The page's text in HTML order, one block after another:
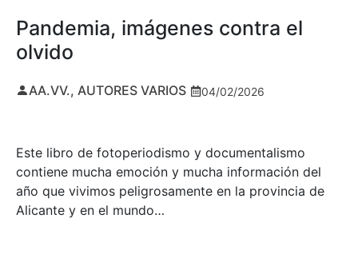
Pandemia, imágenes contra el
olvido
AA.VV., AUTORES VARIOS 04/02/2026
Este libro de fotoperiodismo y documentalismo
contiene mucha emoción y mucha información del
año que vivimos peligrosamente en la provincia de
Alicante y en el mundo…